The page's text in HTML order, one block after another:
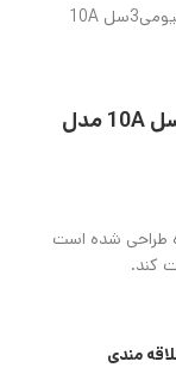
ماژول محافظ شارژر باتری لیتیومی3سل 10A
ماژول محافظ شارژر باتری لیتیومی3سل 10A مدل
طراحی شده است
مندی